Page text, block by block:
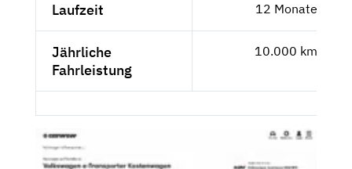
Laufzeit 12 Monate
Jährliche
Fahrleistung
10.000 km